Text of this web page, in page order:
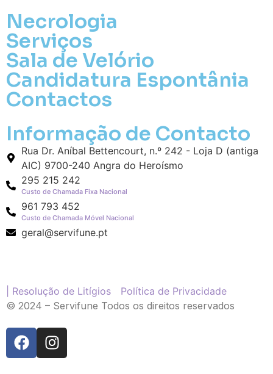
Necrologia
Serviços
Sala de Velório
Candidatura Espontânia
Contactos
Informação de Contacto
Rua Dr. Aníbal Bettencourt, n.º 242 - Loja D (antiga
AIC) 9700-240 Angra do Heroísmo
295 215 242
Custo de Chamada Fixa Nacional
961 793 452
Custo de Chamada Móvel Nacional
geral@servifune.pt
| Resolução de Litígios
Política de Privacidade
© 2024 – Servifune Todos os direitos reservados